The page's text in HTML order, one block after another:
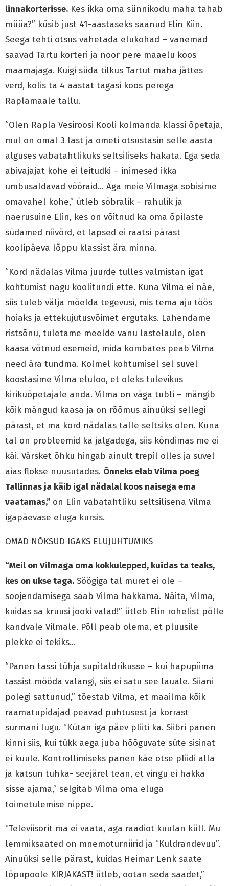
linnakorterisse. Kes ikka oma sünnikodu maha tahab
müüa?” küsib just 41-aastaseks saanud Elin Kiin.
Seega tehti otsus vahetada elukohad – vanemad
saavad Tartu korteri ja noor pere maaelu koos
maamajaga. Kuigi süda tilkus Tartut maha jättes
verd, kolis ta 4 aastat tagasi koos perega
Raplamaale tallu.
“Olen Rapla Vesiroosi Kooli kolmanda klassi õpetaja,
mul on omal 3 last ja ometi otsustasin selle aasta
alguses vabatahtlikuks seltsiliseks hakata. Ega seda
abivajajat kohe ei leitudki – inimesed ikka
umbusaldavad võõraid… Aga meie Vilmaga sobisime
omavahel kohe,” ütleb sõbralik – rahulik ja
naerusuine Elin, kes on võitnud ka oma õpilaste
südamed niivõrd, et lapsed ei raatsi pärast
koolipäeva lõppu klassist ära minna.
“Kord nädalas Vilma juurde tulles valmistan igat
kohtumist nagu koolitundi ette. Kuna Vilma ei näe,
siis tuleb välja mõelda tegevusi, mis tema aju töös
hoiaks ja ettekujutusvõimet ergutaks. Lahendame
ristsõnu, tuletame meelde vanu lastelaule, olen
kaasa võtnud esemeid, mida kombates peab Vilma
need ära tundma. Kolmel kohtumisel sel suvel
koostasime Vilma eluloo, et oleks tulevikus
kirikuõpetajale anda. Vilma on väga tubli – mängib
kõik mängud kaasa ja on rõõmus ainuüksi sellegi
pärast, et ma kord nädalas talle seltsiks olen. Kuna
tal on probleemid ka jalgadega, siis kõndimas me ei
käi. Värsket õhku hingab ainult trepil olles ja suvel
aias flokse nuusutades. Õnneks elab Vilma poeg
Tallinnas ja käib igal nädalal koos naisega ema
vaatamas,” on Elin vabatahtliku seltsilisena Vilma
igapäevase eluga kursis.
OMAD NÕKSUD IGAKS ELUJUHTUMIKS
“Meil on Vilmaga oma kokkulepped, kuidas ta teaks,
kes on ukse taga. Söögiga tal muret ei ole –
soojendamisega saab Vilma hakkama. Näita, Vilma,
kuidas sa kruusi jooki valad!” ütleb Elin rohelist põlle
kandvale Vilmale. Põll peab olema, et pluusile
plekke ei tekiks…
“Panen tassi tühja supitaldrikusse – kui hapupiima
tassist mööda valangi, siis ei satu see lauale. Siiani
polegi sattunud,” tõestab Vilma, et maailma kõik
raamatupidajad peavad puhtusest ja korrast
surmani lugu. “Kütan iga päev pliiti ka. Siibri panen
kinni siis, kui tükk aega juba hõõguvate süte sisinat
ei kuule. Kontrollimiseks panen käe otse pliidi alla
ja katsun tuhka- seejärel tean, et vingu ei hakka
sisse ajama,” selgitab Vilma oma eluga
toimetulemise nippe.
“Televiisorit ma ei vaata, aga raadiot kuulan küll. Mu
lemmiksaated on mnemoturniirid ja “Kuldrandevuu”.
Ainuüksi selle pärast, kuidas Heimar Lenk saate
lõpupoole KIRJAKAST! ütleb, ootan seda saadet,”